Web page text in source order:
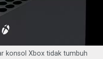
konsol Xbox tidak tumbuh